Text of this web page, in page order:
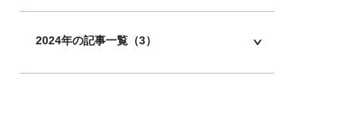
2024年の記事一覧（3）